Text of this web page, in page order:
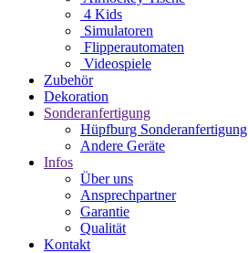
4 Kids
Simulatoren
Flipperautomaten
Videospiele
Zubehör
Dekoration
Sonderanfertigung
Hüpfburg Sonderanfertigung
Andere Geräte
Infos
Über uns
Ansprechpartner
Garantie
Qualität
Kontakt